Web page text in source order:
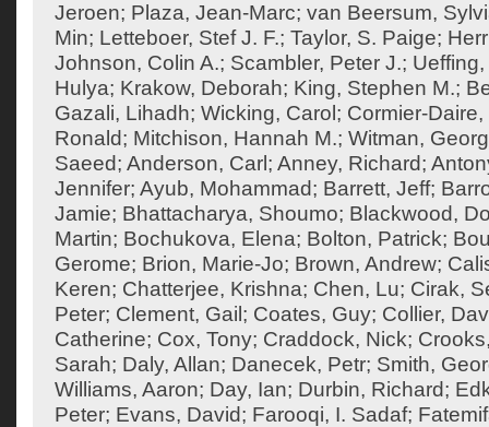
Jeroen; Plaza, Jean-Marc; van Beersum,
Min; Letteboer, Stef J. F.; Taylor, S. Paige;
Johnson, Colin A.; Scambler, Peter J.;
Hulya; Krakow, Deborah; King, Stephen M.;
Gazali, Lihadh; Wicking, Carol ; Cormier-Daire,
Ronald; Mitchison, Hannah M.; Witman,
Saeed; Anderson, Carl ; Anney, Richard;
Jennifer; Ayub, Mohammad; Barrett, Jeff;
Jamie; Bhattacharya, Shoumo; Blackwood,
Martin; Bochukova, Elena; Bolton, Patrick;
Gerome; Brion, Marie-Jo; Brown, Andrew;
Keren; Chatterjee, Krishna; Chen, Lu; Cirak,
Peter; Clement, Gail ; Coates, Guy; Collier,
Catherine; Cox, Tony; Craddock, Nick;
Sarah; Daly, Allan; Danecek, Petr; Smith,
Williams, Aaron; Day, Ian; Durbin, Richard;
Peter; Evans, David; Farooqi, I. Sadaf;